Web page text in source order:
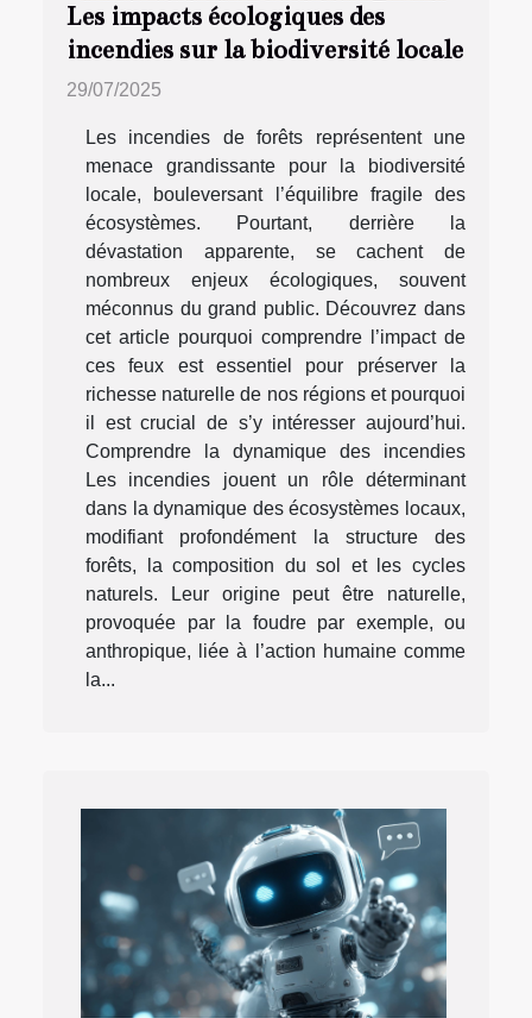
Les impacts écologiques des
incendies sur la biodiversité locale
29/07/2025
Les incendies de forêts représentent une
menace grandissante pour la biodiversité
locale, bouleversant l’équilibre fragile des
écosystèmes. Pourtant, derrière la
dévastation apparente, se cachent de
nombreux enjeux écologiques, souvent
méconnus du grand public. Découvrez dans
cet article pourquoi comprendre l’impact de
ces feux est essentiel pour préserver la
richesse naturelle de nos régions et pourquoi
il est crucial de s’y intéresser aujourd’hui.
Comprendre la dynamique des incendies
Les incendies jouent un rôle déterminant
dans la dynamique des écosystèmes locaux,
modifiant profondément la structure des
forêts, la composition du sol et les cycles
naturels. Leur origine peut être naturelle,
provoquée par la foudre par exemple, ou
anthropique, liée à l’action humaine comme
la...